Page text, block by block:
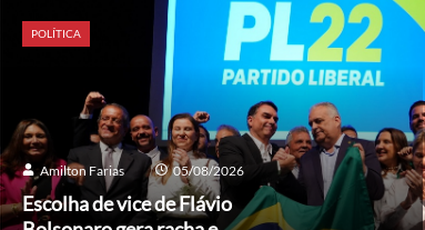
POLÍTICA
Amilton Farias 05/08/2026
Escolha de vice de Flávio